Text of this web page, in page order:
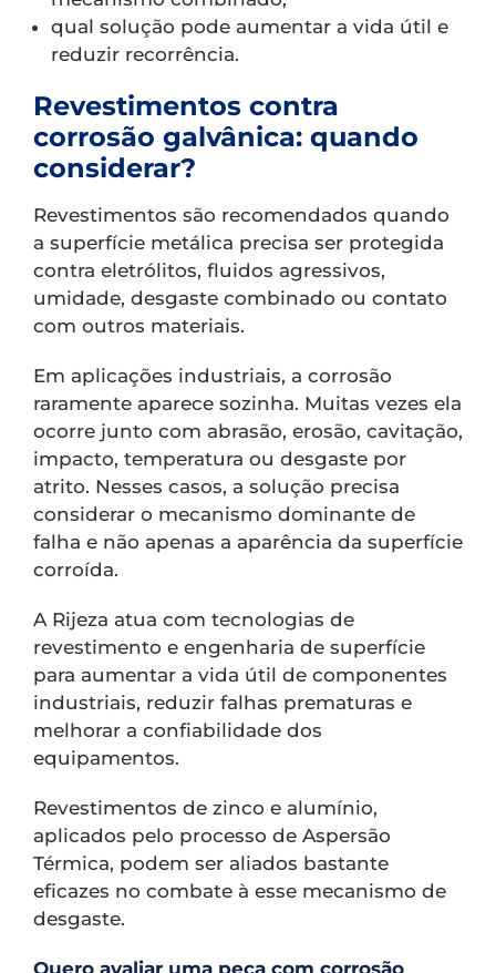
qual solução pode aumentar a vida útil e
reduzir recorrência.
Revestimentos contra
corrosão galvânica: quando
considerar?
Revestimentos são recomendados quando
a superfície metálica precisa ser protegida
contra eletrólitos, fluidos agressivos,
umidade, desgaste combinado ou contato
com outros materiais.
Em aplicações industriais, a corrosão
raramente aparece sozinha. Muitas vezes ela
ocorre junto com abrasão, erosão, cavitação,
impacto, temperatura ou desgaste por
atrito. Nesses casos, a solução precisa
considerar o mecanismo dominante de
falha e não apenas a aparência da superfície
corroída.
A Rijeza atua com tecnologias de
revestimento e engenharia de superfície
para aumentar a vida útil de componentes
industriais, reduzir falhas prematuras e
melhorar a confiabilidade dos
equipamentos.
Revestimentos de zinco e alumínio,
aplicados pelo processo de Aspersão
Térmica, podem ser aliados bastante
eficazes no combate à esse mecanismo de
desgaste.
Quero avaliar uma peça com corrosão